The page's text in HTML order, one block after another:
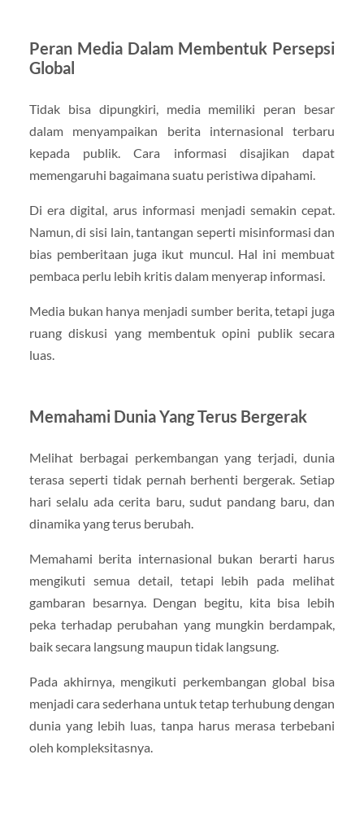
Peran Media Dalam Membentuk Persepsi
Global
Tidak bisa dipungkiri, media memiliki peran besar
dalam menyampaikan berita internasional terbaru
kepada publik. Cara informasi disajikan dapat
memengaruhi bagaimana suatu peristiwa dipahami.
Di era digital, arus informasi menjadi semakin cepat.
Namun, di sisi lain, tantangan seperti misinformasi dan
bias pemberitaan juga ikut muncul. Hal ini membuat
pembaca perlu lebih kritis dalam menyerap informasi.
Media bukan hanya menjadi sumber berita, tetapi juga
ruang diskusi yang membentuk opini publik secara
luas.
Memahami Dunia Yang Terus Bergerak
Melihat berbagai perkembangan yang terjadi, dunia
terasa seperti tidak pernah berhenti bergerak. Setiap
hari selalu ada cerita baru, sudut pandang baru, dan
dinamika yang terus berubah.
Memahami berita internasional bukan berarti harus
mengikuti semua detail, tetapi lebih pada melihat
gambaran besarnya. Dengan begitu, kita bisa lebih
peka terhadap perubahan yang mungkin berdampak,
baik secara langsung maupun tidak langsung.
Pada akhirnya, mengikuti perkembangan global bisa
menjadi cara sederhana untuk tetap terhubung dengan
dunia yang lebih luas, tanpa harus merasa terbebani
oleh kompleksitasnya.